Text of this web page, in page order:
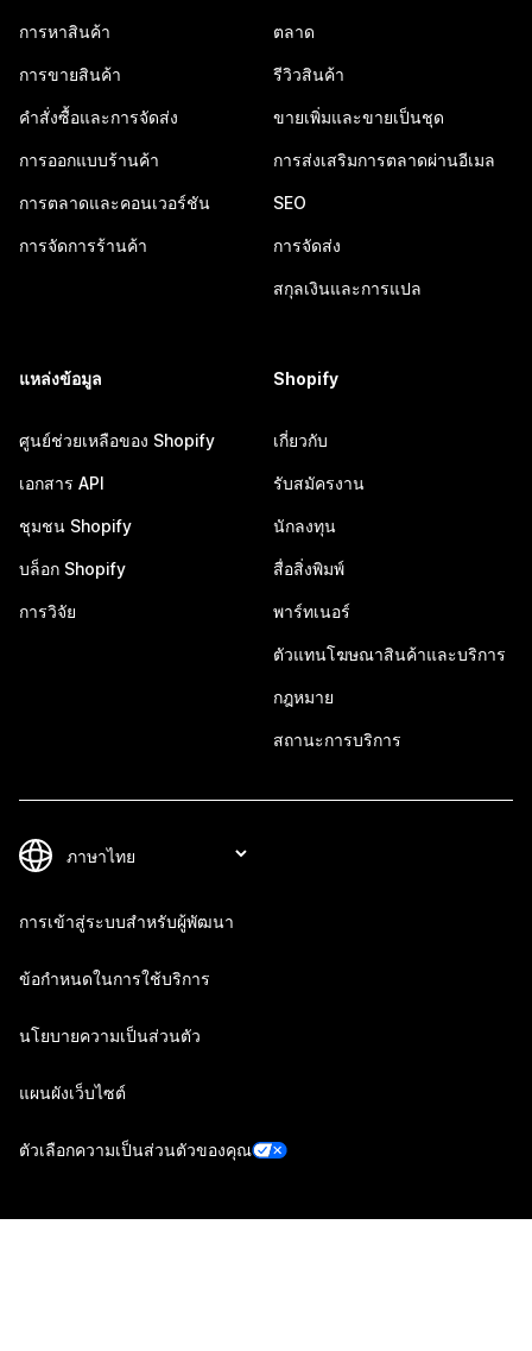
การหาสินค้า
การขายสินค้า
คำสั่งซื้อและการจัดส่ง
การออกแบบร้านค้า
การตลาดและคอนเวอร์ชัน
การจัดการร้านค้า
ตลาด
รีวิวสินค้า
ขายเพิ่มและขายเป็นชุด
การส่งเสริมการตลาดผ่านอีเมล
SEO
การจัดส่ง
สกุลเงินและการแปล
แหล่งข้อมูล
ศูนย์ช่วยเหลือของ Shopify
เอกสาร API
ชุมชน Shopify
บล็อก Shopify
การวิจัย
Shopify
เกี่ยวกับ
รับสมัครงาน
นักลงทุน
สื่อสิ่งพิมพ์
พาร์ทเนอร์
ตัวแทนโฆษณาสินค้าและบริการ
กฎหมาย
สถานะการบริการ
การเข้าสู่ระบบสำหรับผู้พัฒนา
ข้อกำหนดในการใช้บริการ
นโยบายความเป็นส่วนตัว
แผนผังเว็บไซต์
ตัวเลือกความเป็นส่วนตัวของคุณ